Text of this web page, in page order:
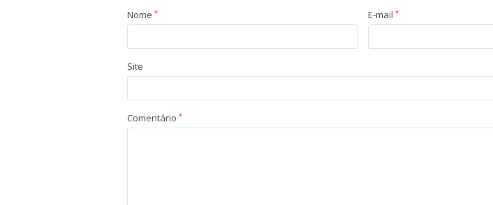
Nome * E-mail *
Site
Comentário *